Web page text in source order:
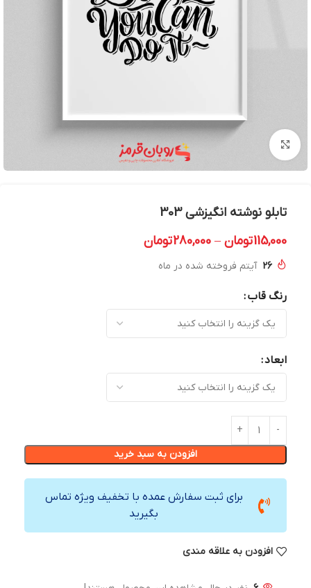
بزرگنمایی تصویر
تابلو نوشته انگیزشی 303
115,000تومان –
280,000تومان
26 آیتم فروخته شده در ماه
رنگ قاب
ابعاد
افزودن به سبد خرید
برای ثبت سفارش عمده با تخفیف ویژه تماس
بگیرید
افزودن به علاقه مندی